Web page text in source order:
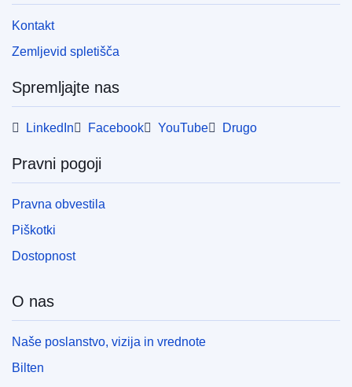
Kontakt
Zemljevid spletišča
Spremljajte nas
LinkedIn Facebook YouTube Drugo
Pravni pogoji
Pravna obvestila
Piškotki
Dostopnost
O nas
Naše poslanstvo, vizija in vrednote
Bilten